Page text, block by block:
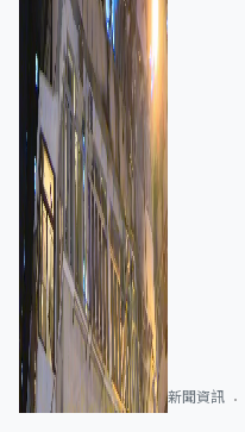
新聞資訊